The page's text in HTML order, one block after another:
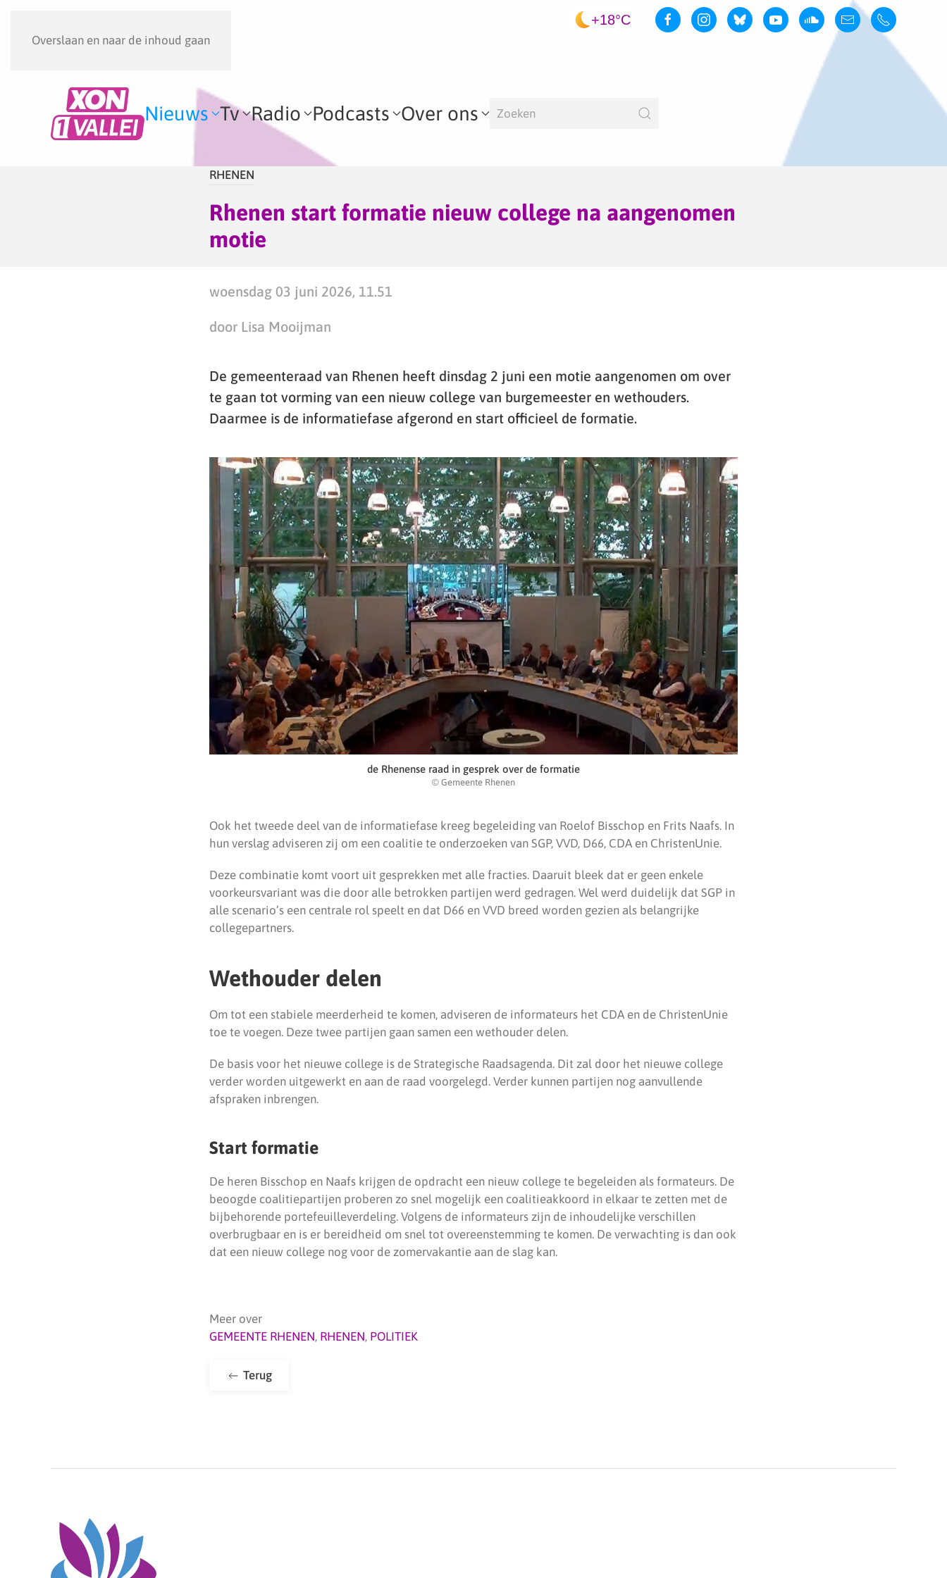
Overslaan en naar de inhoud gaan
+18°C
Nieuws Tv Radio Podcasts Over ons
RHENEN
Rhenen start formatie nieuw college na aangenomen
motie
woensdag 03 juni 2026, 11.51
door Lisa Mooijman
De gemeenteraad van Rhenen heeft dinsdag 2 juni een motie aangenomen om over
te gaan tot vorming van een nieuw college van burgemeester en wethouders.
Daarmee is de informatiefase afgerond en start officieel de formatie.
de Rhenense raad in gesprek over de formatie
© Gemeente Rhenen
Ook het tweede deel van de informatiefase kreeg begeleiding van Roelof Bisschop en Frits Naafs. In
hun verslag adviseren zij om een coalitie te onderzoeken van SGP, VVD, D66, CDA en ChristenUnie.
Deze combinatie komt voort uit gesprekken met alle fracties. Daaruit bleek dat er geen enkele
voorkeursvariant was die door alle betrokken partijen werd gedragen. Wel werd duidelijk dat SGP in
alle scenario’s een centrale rol speelt en dat D66 en VVD breed worden gezien als belangrijke
collegepartners.
Wethouder delen
Om tot een stabiele meerderheid te komen, adviseren de informateurs het CDA en de ChristenUnie
toe te voegen. Deze twee partijen gaan samen een wethouder delen.
De basis voor het nieuwe college is de Strategische Raadsagenda. Dit zal door het nieuwe college
verder worden uitgewerkt en aan de raad voorgelegd. Verder kunnen partijen nog aanvullende
afspraken inbrengen.
Start formatie
De heren Bisschop en Naafs krijgen de opdracht een nieuw college te begeleiden als formateurs. De
beoogde coalitiepartijen proberen zo snel mogelijk een coalitieakkoord in elkaar te zetten met de
bijbehorende portefeuilleverdeling. Volgens de informateurs zijn de inhoudelijke verschillen
overbrugbaar en is er bereidheid om snel tot overeenstemming te komen. De verwachting is dan ook
dat een nieuw college nog voor de zomervakantie aan de slag kan.
Meer over
GEMEENTE RHENEN, RHENEN, POLITIEK
Terug